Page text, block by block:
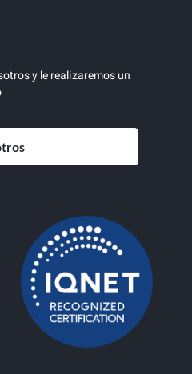
y le realizaremos un